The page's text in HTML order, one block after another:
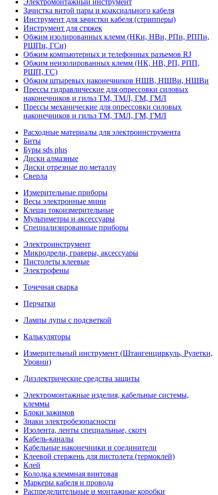
Электромонтажный инструмент
Зачистка витой пары и коаксиального кабеля
Инструмент для зачистки кабеля (стрипперы)
Инструмент для стяжек
Обжим изолированных клемм (НКи, НВи, РПи, РППи,
РШПи, ГСи)
Обжим компьютерных и телефонных разъемов RJ
Обжим неизолированных клемм (НК, НВ, РП, РПП,
РШП, ГС)
Обжим штыревых наконечников НШВ, НШВи, НШВи
Прессы гидравлические для опрессовки силовых
наконечников и гильз ТМ, ТМЛ, ГМ, ГМЛ
Прессы механические для опрессовки силовых
наконечников и гильз ТМ, ТМЛ, ГМ, ГМЛ
Расходные материалы для электроинструмента
Биты
Буры sds plus
Диски алмазные
Диски отрезные по металлу
Сверла
Измерительные приборы
Весы электронные мини
Клещи токоизмерительные
Мультиметры и аксессуары
Специализированные приборы
Электроинструмент
Микродрели, граверы, аксессуары
Пистолеты клеевые
Электрофены
Точечная сварка
Перчатки
Лампы лупы с подсветкой
Калькуляторы
Измерительный инструмент (Штангенциркуль, Рулетки,
Уровни)
Диэлектрические средства защиты
Электромонтажные изделия, кабельные системы,
клеммы
Блоки зажимов
Знаки электробезопасности
Изолента, ленты специальные, скотч
Кабель-каналы
Кабельные наконечники и соединители
Клеевой стержень для пистолета (термоклей)
Клей
Колодка клеммная винтовая
Маркеры кабеля и провода
Распределительные и монтажные коробки